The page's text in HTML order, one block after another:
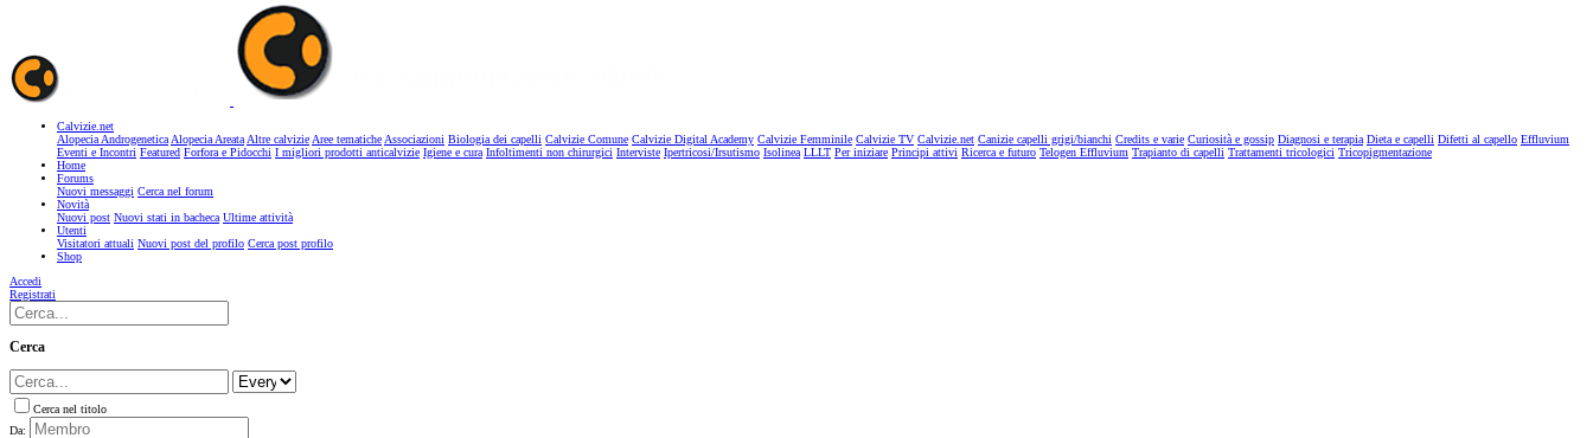
Calvizie.net
Alopecia AndrogeneticaAlopecia AreataAltre calvizieAree tematicheAssociazioni Biologia dei capelli Calvizie Comune Calvizie Digital Academy Calvizie Femminile Calvizie TV Calvizie.net Canizie capelli grigi/bianchi Credits e varie Curiosità e gossip Diagnosi e terapia Dieta e capelli Difetti al capello Effluvium
Eventi e Incontri Featured Forfora e Pidocchi I migliori prodotti anticalvizie Igiene e cura Infoltimenti non chirurgici Interviste Ipertricosi/Irsutismo Isolinea LLLT Per iniziare Principi attivi Ricerca e futuro Telogen Effluvium Trapianto di capelli Trattamenti tricologici Tricopigmentazione
Home
Forums
Nuovi messaggi Cerca nel forum
Novità
Nuovi post Nuovi stati in bacheca Ultime attività
Utenti
Visitatori attuali Nuovi post del profilo Cerca post profilo
Shop
Accedi
Registrati
Cerca
Cerca nel titolo
Da: